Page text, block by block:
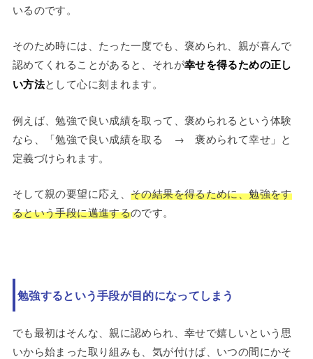
いるのです。
そのため時には、たった一度でも、褒められ、親が喜んで
認めてくれることがあると、それが幸せを得るための正し
い方法として心に刻まれます。
例えば、勉強で良い成績を取って、褒められるという体験
なら、「勉強で良い成績を取る → 褒められて幸せ」と
定義づけられます。
そして親の要望に応え、その結果を得るために、勉強をす
るという手段に邁進するのです。
勉強するという手段が目的になってしまう
でも最初はそんな、親に認められ、幸せで嬉しいという思
いから始まった取り組みも、気が付けば、いつの間にかそ